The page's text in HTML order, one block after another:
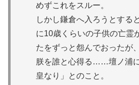
めずこれをスルー。
しかし鎌倉へ入ろうとする
に10歳くらいの子供の亡霊
たをずっと怨んでおったが
朕を誰と心得る……壇ノ浦
皇なり」とのこと。